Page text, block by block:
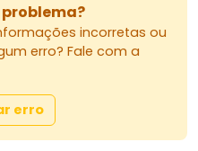
incorretas ou
erro? Fale com a
erro